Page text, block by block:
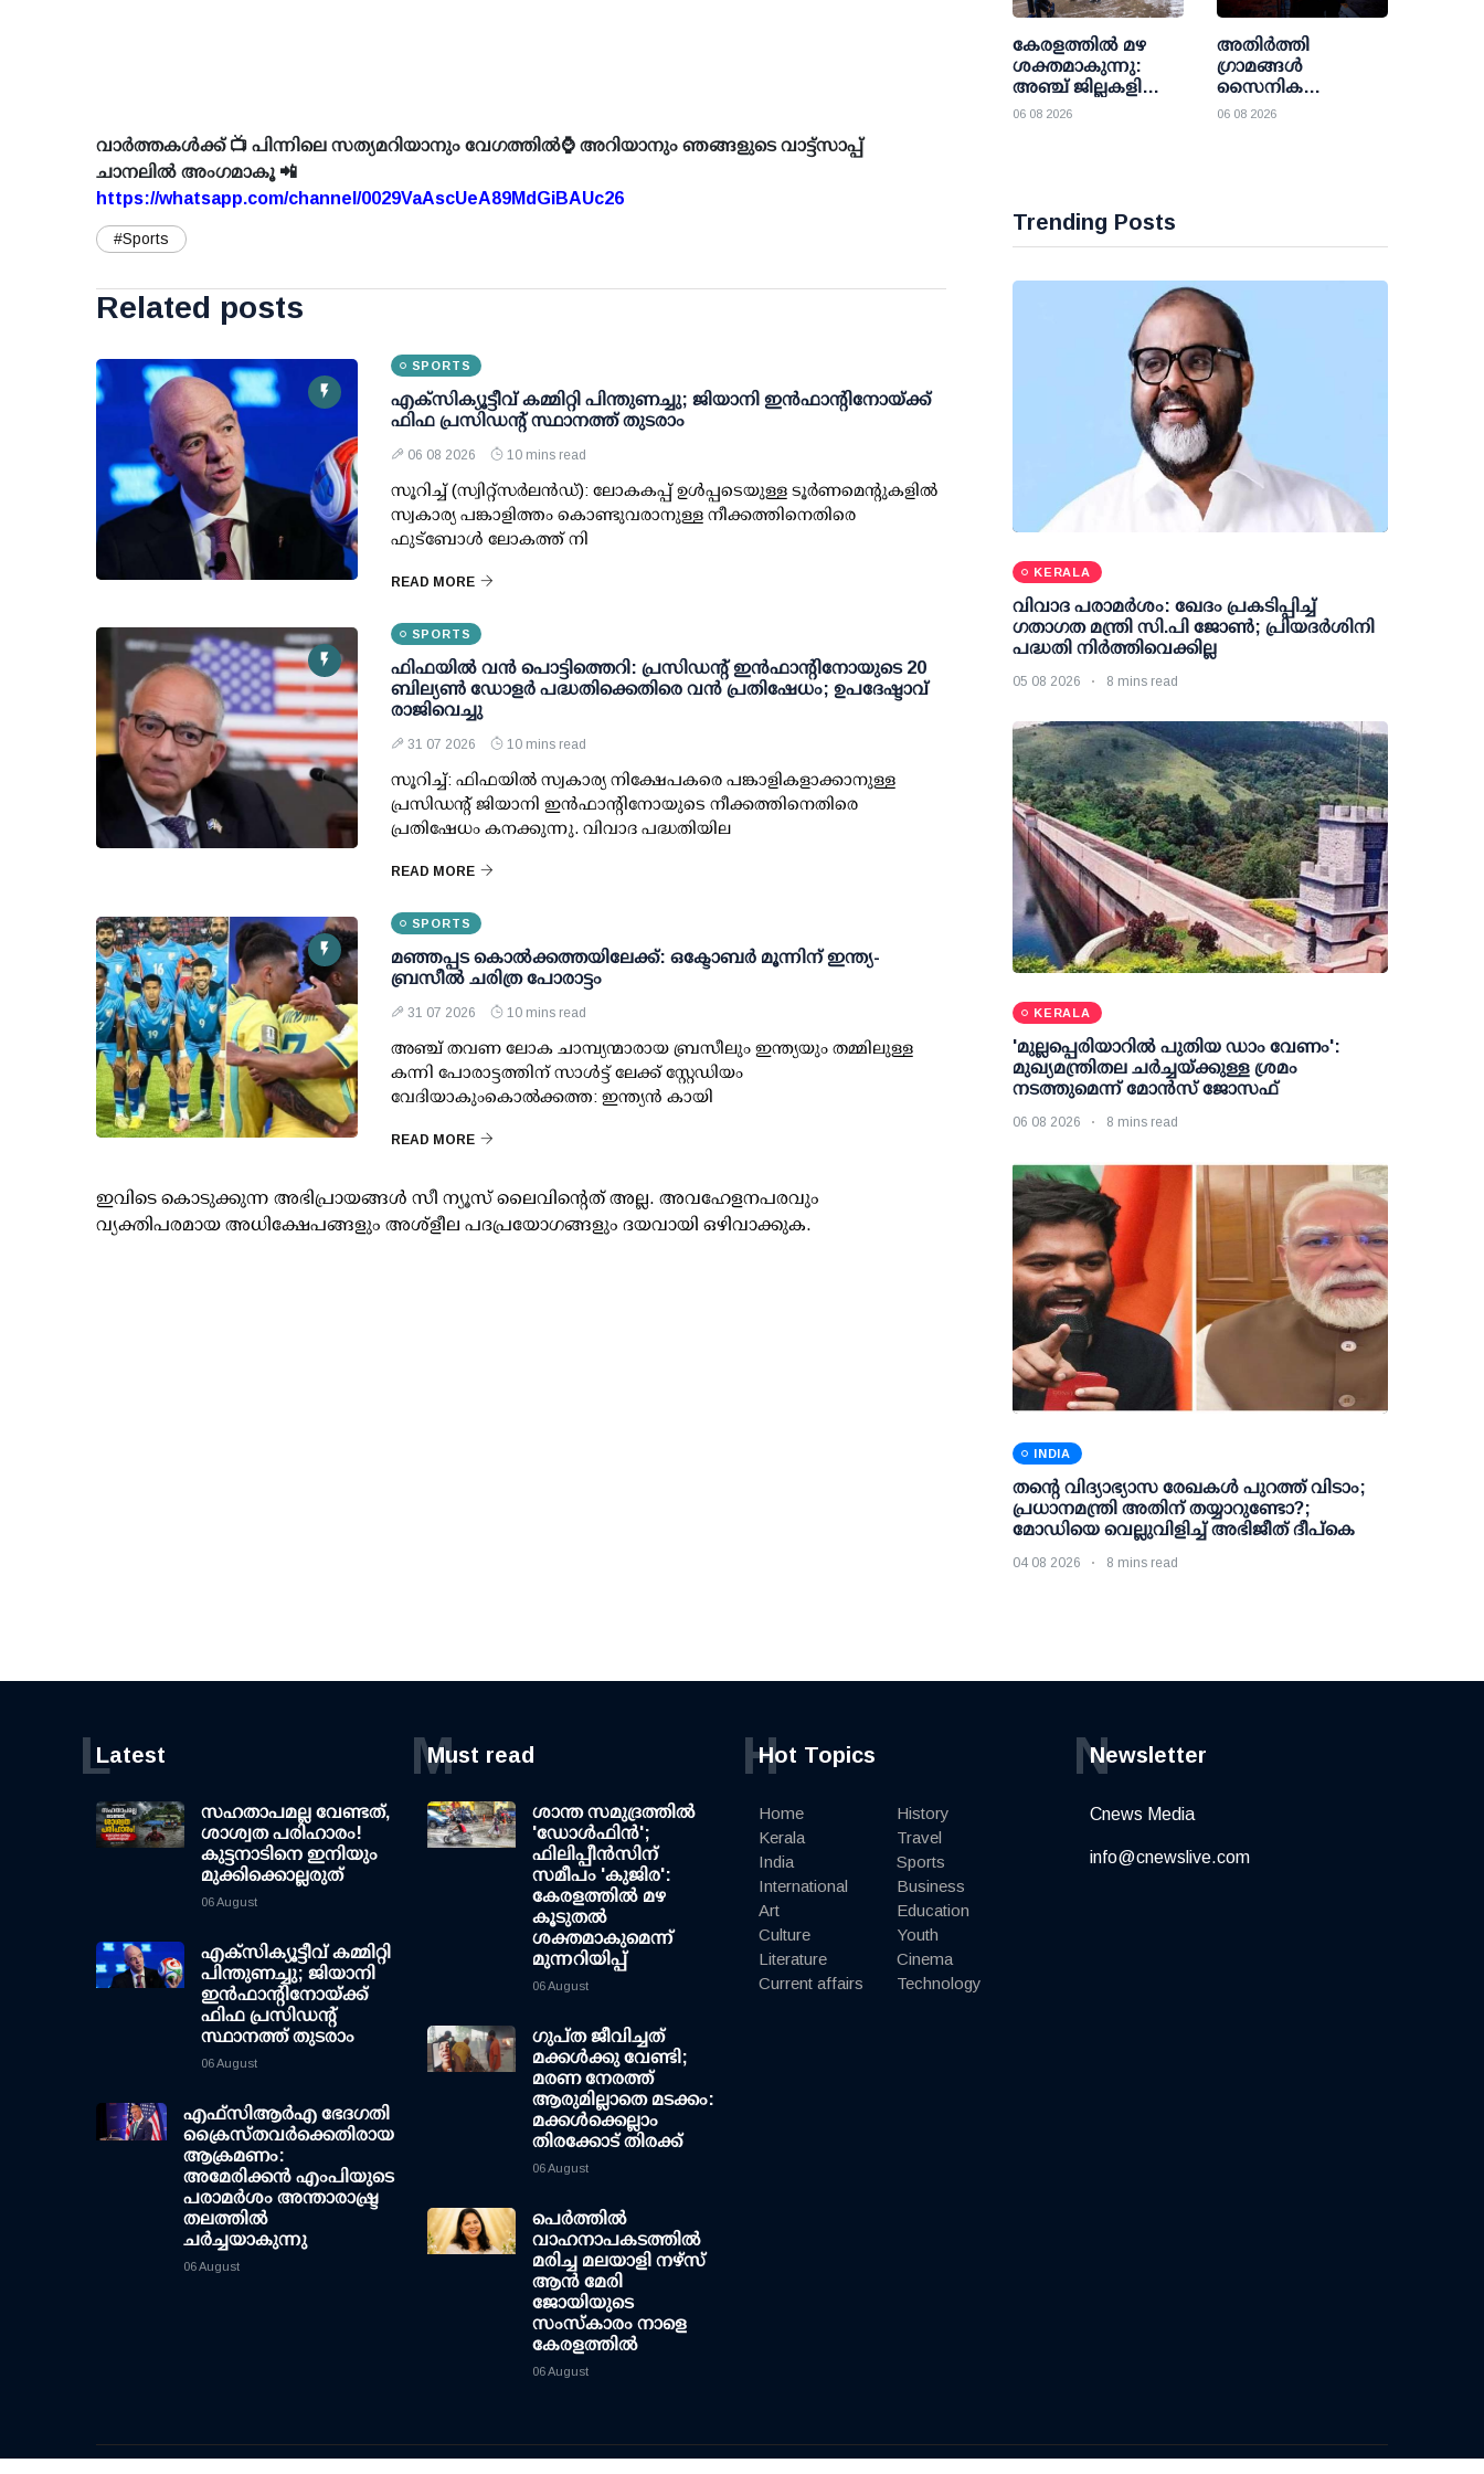
വാർത്തകൾക്ക് 📺 പിന്നിലെ സത്യമറിയാനും വേഗത്തിൽ⌚ അറിയാനും ഞങ്ങളുടെ വാട്ട്സാപ്പ്
ചാനലിൽ അംഗമാകൂ 📲
https://whatsapp.com/channel/0029VaAscUeA89MdGiBAUc26
#Sports
Related posts
SPORTS
എക്സിക്യൂട്ടീവ് കമ്മിറ്റി പിന്തുണച്ചു; ജിയാനി ഇന്‍ഫാന്റിനോയ്ക്ക്
ഫിഫ പ്രസിഡന്റ് സ്ഥാനത്ത് തുടരാം
06 08 2026 10 mins read
സൂറിച്ച് (സ്വിറ്റ്‌സര്‍ലന്‍ഡ്): ലോകകപ്പ് ഉള്‍പ്പടെയുള്ള ടൂര്‍ണമെന്റുകളില്‍
സ്വകാര്യ പങ്കാളിത്തം കൊണ്ടുവരാനുള്ള നീക്കത്തിനെതിരെ
ഫുട്ബോള്‍ ലോകത്ത് നി
READ MORE
SPORTS
ഫിഫയില്‍ വന്‍ പൊട്ടിത്തെറി: പ്രസിഡന്റ് ഇന്‍ഫാന്റിനോയുടെ 20
ബില്യണ്‍ ഡോളര്‍ പദ്ധതിക്കെതിരെ വന്‍ പ്രതിഷേധം; ഉപദേഷ്ടാവ്
രാജിവെച്ചു
31 07 2026 10 mins read
സൂറിച്ച്: ഫിഫയില്‍ സ്വകാര്യ നിക്ഷേപകരെ പങ്കാളികളാക്കാനുള്ള
പ്രസിഡന്റ് ജിയാനി ഇന്‍ഫാന്റിനോയുടെ നീക്കത്തിനെതിരെ
പ്രതിഷേധം കനക്കുന്നു. വിവാദ പദ്ധതിയില
READ MORE
SPORTS
മഞ്ഞപ്പട കൊല്‍ക്കത്തയിലേക്ക്: ഒക്ടോബര്‍ മൂന്നിന് ഇന്ത്യ-
ബ്രസീല്‍ ചരിത്ര പോരാട്ടം
31 07 2026 10 mins read
അഞ്ച് തവണ ലോക ചാമ്പ്യന്മാരായ ബ്രസീലും ഇന്ത്യയും തമ്മിലുള്ള
കന്നി പോരാട്ടത്തിന് സാള്‍ട്ട് ലേക്ക് സ്റ്റേഡിയം
വേദിയാകുംകൊല്‍ക്കത്ത: ഇന്ത്യന്‍ കായി
READ MORE
ഇവിടെ കൊടുക്കുന്ന അഭിപ്രായങ്ങള്‍ സീ ന്യൂസ് ലൈവിന്റെത് അല്ല. അവഹേളനപരവും
വ്യക്തിപരമായ അധിക്ഷേപങ്ങളും അശ്‌ളീല പദപ്രയോഗങ്ങളും ദയവായി ഒഴിവാക്കുക.
അംഗീകാരം
കേരളത്തില്‍ മഴ
ശക്തമാകുന്നു:
അഞ്ച് ജില്ലകളിലെ
വിദ്യാഭ്യാസ
06 08 2026
അതിര്‍ത്തി
ഗ്രാമങ്ങള്‍
സൈനിക
താവളങ്ങളാക്കുന്നു;
06 08 2026
Trending Posts
KERALA
വിവാദ പരാമര്‍ശം: ഖേദം പ്രകടിപ്പിച്ച്
ഗതാഗത മന്ത്രി സി.പി ജോണ്‍; പ്രിയദര്‍ശിനി
പദ്ധതി നിര്‍ത്തിവെക്കില്ല
05 08 2026 8 mins read
KERALA
'മുല്ലപ്പെരിയാറില്‍ പുതിയ ഡാം വേണം':
മുഖ്യമന്ത്രിതല ചര്‍ച്ചയ്ക്കുള്ള ശ്രമം
നടത്തുമെന്ന് മോന്‍സ് ജോസഫ്
06 08 2026 8 mins read
INDIA
തന്റെ വിദ്യാഭ്യാസ രേഖകള്‍ പുറത്ത് വിടാം;
പ്രധാനമന്ത്രി അതിന് തയ്യാറുണ്ടോ?;
മോഡിയെ വെല്ലുവിളിച്ച് അഭിജീത് ദീപ്കെ
04 08 2026 8 mins read
Latest
L
സഹതാപമല്ല വേണ്ടത്,
ശാശ്വത പരിഹാരം!
കുട്ടനാടിനെ ഇനിയും
മുക്കിക്കൊല്ലരുത്
06 August
എക്സിക്യൂട്ടീവ് കമ്മിറ്റി
പിന്തുണച്ചു; ജിയാനി
ഇന്‍ഫാന്റിനോയ്ക്ക്
ഫിഫ പ്രസിഡന്റ്
സ്ഥാനത്ത് തുടരാം
06 August
എഫ്‌സി‌ആര്‍‌എ ഭേദഗതി
ക്രൈസ്തവർക്കെതിരായ
ആക്രമണം:
അമേരിക്കൻ എംപിയുടെ
പരാമർശം അന്താരാഷ്ട്ര
തലത്തിൽ
ചർച്ചയാകുന്നു
06 August
Must read
M
ശാന്ത സമുദ്രത്തില്‍
'ഡോള്‍ഫിന്‍';
ഫിലിപ്പീന്‍സിന്
സമീപം 'കുജിര':
കേരളത്തില്‍ മഴ
കൂടുതല്‍
ശക്തമാകുമെന്ന്
മുന്നറിയിപ്പ്
06 August
ഗുപ്ത ജീവിച്ചത്
മക്കള്‍ക്കു വേണ്ടി;
മരണ നേരത്ത്
ആരുമില്ലാതെ മടക്കം:
മക്കള്‍ക്കെല്ലാം
തിരക്കോട് തിരക്ക്
06 August
പെർത്തിൽ
വാഹനാപകടത്തിൽ
മരിച്ച മലയാളി നഴ്സ്
ആൻ മേരി
ജോയിയുടെ
സംസ്കാരം നാളെ
കേരളത്തിൽ
06 August
Hot Topics
H
Home
Kerala
India
International
Art
Culture
Literature
Current affairs
History
Travel
Sports
Business
Education
Youth
Cinema
Technology
Newsletter
N
Cnews Media
info@cnewslive.com